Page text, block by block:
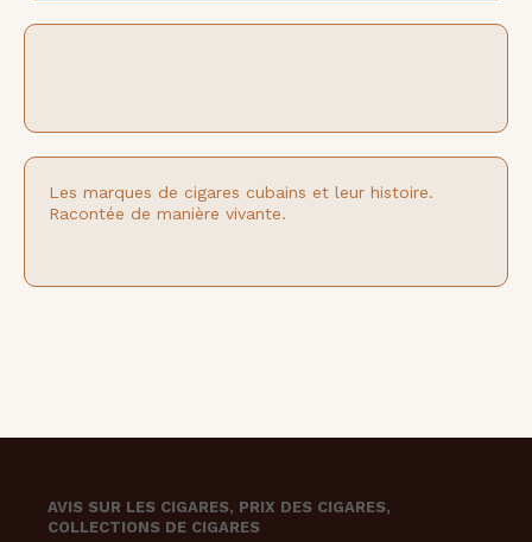
Les marques de cigares cubains et leur histoire.
Racontée de manière vivante.
AVIS SUR LES CIGARES, PRIX DES CIGARES,
COLLECTIONS DE CIGARES